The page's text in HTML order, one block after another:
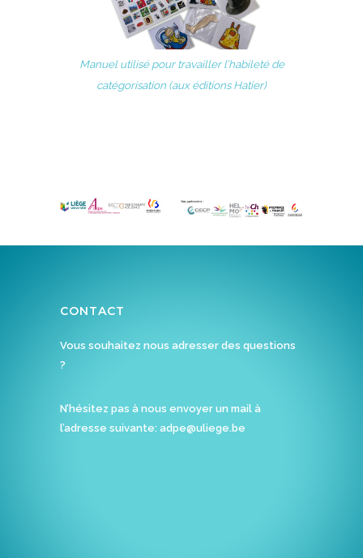
Manuel utilisé pour travailler l’habileté de
catégorisation (aux éditions Hatier)
CONTACT
Vous souhaitez nous adresser des questions
?
N’hésitez pas à nous envoyer un mail à
l’adresse suivante: adpe@uliege.be